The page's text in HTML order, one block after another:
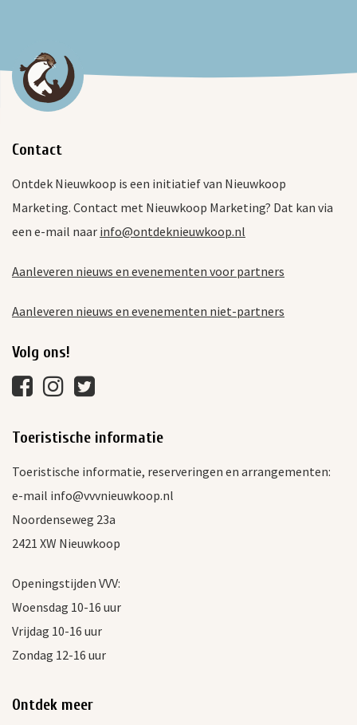
Contact
Ontdek Nieuwkoop is een initiatief van Nieuwkoop
Marketing. Contact met Nieuwkoop Marketing? Dat kan via
een e-mail naar info@ontdeknieuwkoop.nl
Aanleveren nieuws en evenementen voor partners
Aanleveren nieuws en evenementen niet-partners
Volg ons!
Toeristische informatie
Toeristische informatie, reserveringen en arrangementen:
e-mail info@vvvnieuwkoop.nl
Noordenseweg 23a
2421 XW Nieuwkoop
Openingstijden VVV:
Woensdag 10-16 uur
Vrijdag 10-16 uur
Zondag 12-16 uur
Ontdek meer